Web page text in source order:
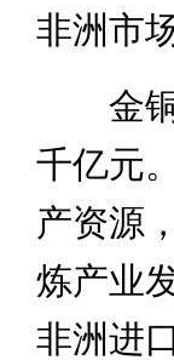
非洲市
金铜
千亿元
产资源
炼产业
非洲进